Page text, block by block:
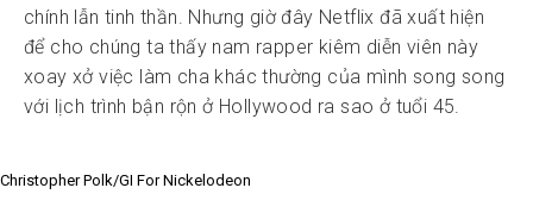
chính lẫn tinh thần. Nhưng giờ đây Netflix đã xuất hiện
để cho chúng ta thấy nam rapper kiêm diễn viên này
xoay xở việc làm cha khác thường của mình song song
với lịch trình bận rộn ở Hollywood ra sao ở tuổi 45.
Christopher Polk/GI For Nickelodeon